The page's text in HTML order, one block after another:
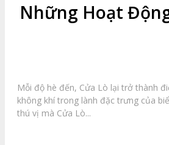
Những Hoạt
Mỗi độ hè đến, Cửa Lò lại trở thành
không khí trong lành đặc trưng của
thú vị mà Cửa Lò...